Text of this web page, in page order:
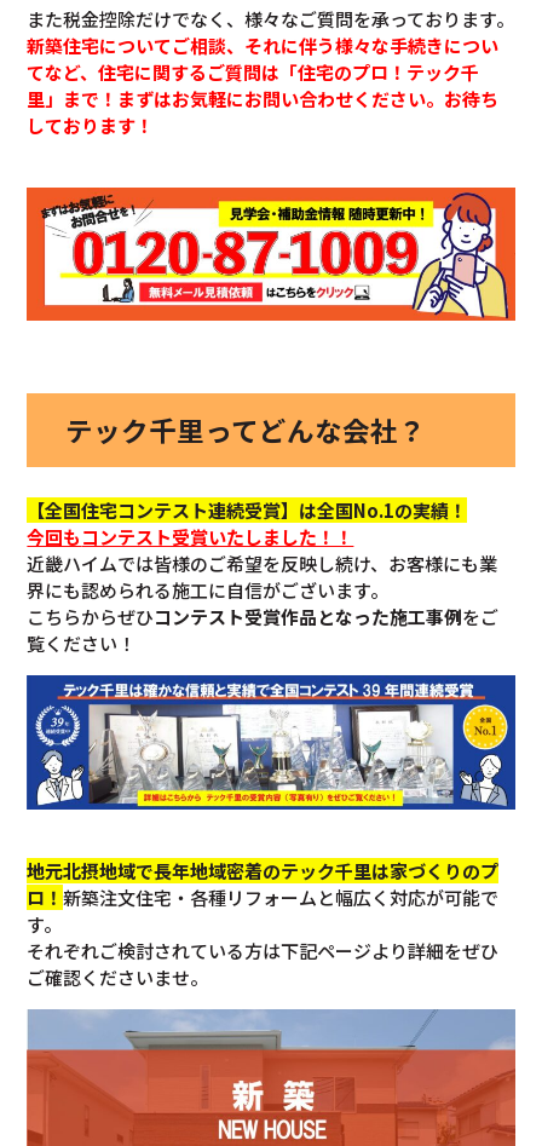
また税金控除だけでなく、様々なご質問を承っております。
新築住宅についてご相談、それに伴う様々な手続きについ
てなど、住宅に関するご質問は「住宅のプロ！テック千
里」まで！まずはお気軽にお問い合わせください。お待ち
しております！
テック千里ってどんな会社？
【全国住宅コンテスト連続受賞】は全国No.1の実績！
今回もコンテスト受賞いたしました！！
近畿ハイムでは皆様のご希望を反映し続け、お客様にも業
界にも認められる施工に自信がございます。
こちらからぜひコンテスト受賞作品となった施工事例をご
覧ください！
地元北摂地域で長年地域密着のテック千里は家づくりのプ
ロ！新築注文住宅・各種リフォームと幅広く対応が可能で
す。
それぞれご検討されている方は下記ページより詳細をぜひ
ご確認くださいませ。